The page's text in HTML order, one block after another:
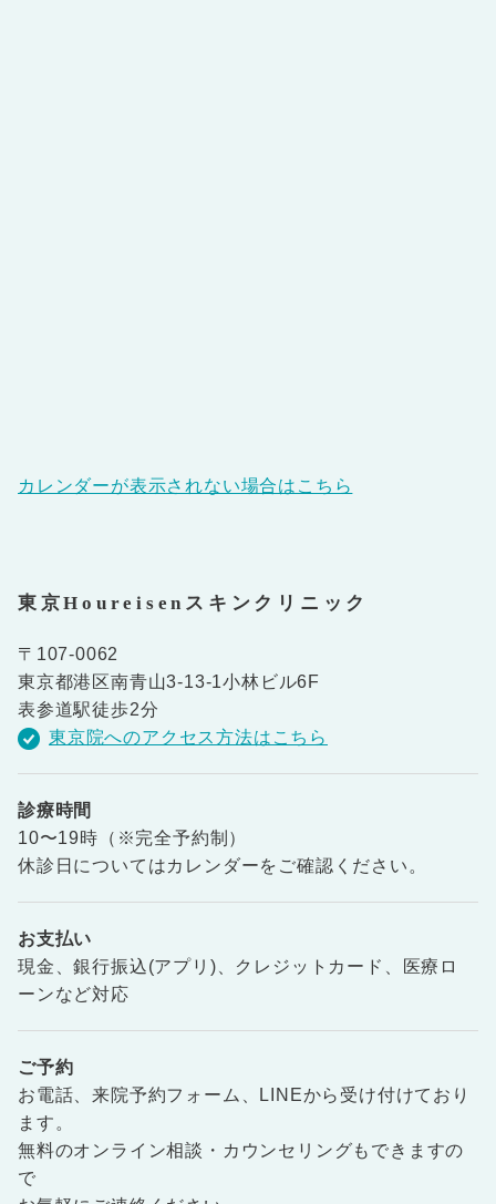
カレンダーが表示されない場合はこちら
東京Houreisenスキンクリニック
〒107-0062
東京都港区南青山3-13-1小林ビル6F
表参道駅徒歩2分
東京院へのアクセス方法はこちら
診療時間
10〜19時（※完全予約制）
休診日についてはカレンダーをご確認ください。
お支払い
現金、銀行振込(アプリ)、クレジットカード、医療ロ
ーンなど対応
ご予約
お電話、来院予約フォーム、LINEから受け付けており
ます。
無料のオンライン相談・カウンセリングもできますの
で